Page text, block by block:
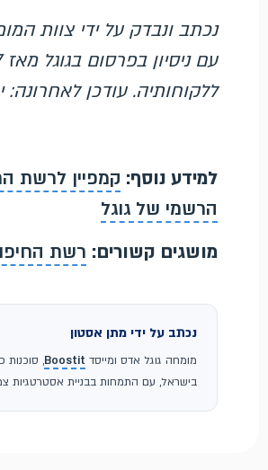
נכתב ונבדק על ידי צוות
ללקוחותיה. עודכן לאחרונה: יוני
למידע נוסף: קמפיין לרשת
הרשמי של גוגל
מושגים קשורים: רשת
נכתב על ידי מתן אסטון
מומחה גוגל אדס ומייסד Boostit
בישראל, עם התמחות בבניית אסטרטגיות